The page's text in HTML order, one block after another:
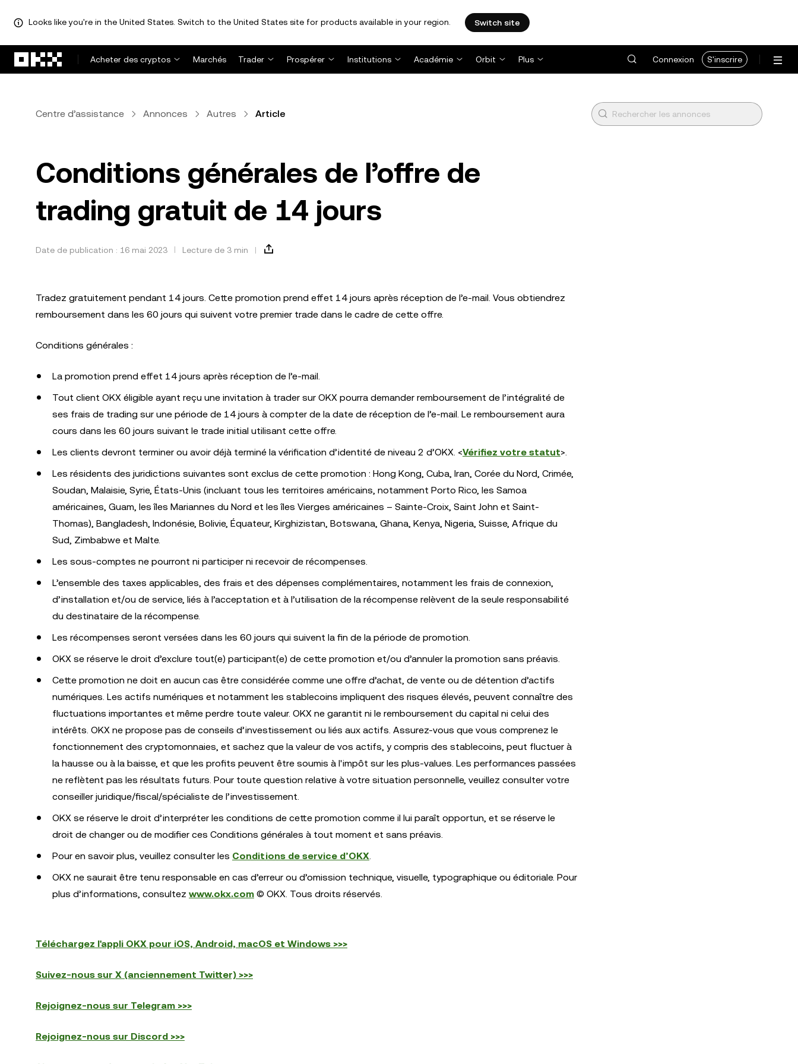
Looks like you're in the United States. Switch to the United States site for products available in your region. Switch site
Acheter des cryptos
Marchés Trader Prospérer Institutions Académie Orbit Plus Connexion S'inscrire
Centre d’assistance Annonces Autres Article
Conditions générales de l’offre de
trading gratuit de 14 jours
Date de publication : 16 mai 2023 Lecture de 3 min
Tradez gratuitement pendant 14 jours. Cette promotion prend effet 14 jours après réception de l’e-mail. Vous obtiendrez
remboursement dans les 60 jours qui suivent votre premier trade dans le cadre de cette offre.
Conditions générales :
La promotion prend effet 14 jours après réception de l’e-mail.
Tout client OKX éligible ayant reçu une invitation à trader sur OKX pourra demander remboursement de l’intégralité de
ses frais de trading sur une période de 14 jours à compter de la date de réception de l’e-mail. Le remboursement aura
cours dans les 60 jours suivant le trade initial utilisant cette offre.
Les clients devront terminer ou avoir déjà terminé la vérification d’identité de niveau 2 d’OKX. <Vérifiez votre statut>.
Les résidents des juridictions suivantes sont exclus de cette promotion : Hong Kong, Cuba, Iran, Corée du Nord, Crimée,
Soudan, Malaisie, Syrie, États-Unis (incluant tous les territoires américains, notamment Porto Rico, les Samoa
américaines, Guam, les îles Mariannes du Nord et les îles Vierges américaines – Sainte-Croix, Saint John et Saint-
Thomas), Bangladesh, Indonésie, Bolivie, Équateur, Kirghizistan, Botswana, Ghana, Kenya, Nigeria, Suisse, Afrique du
Sud, Zimbabwe et Malte.
Les sous-comptes ne pourront ni participer ni recevoir de récompenses.
L’ensemble des taxes applicables, des frais et des dépenses complémentaires, notamment les frais de connexion,
d’installation et/ou de service, liés à l’acceptation et à l’utilisation de la récompense relèvent de la seule responsabilité
du destinataire de la récompense.
Les récompenses seront versées dans les 60 jours qui suivent la fin de la période de promotion.
OKX se réserve le droit d’exclure tout(e) participant(e) de cette promotion et/ou d’annuler la promotion sans préavis.
Cette promotion ne doit en aucun cas être considérée comme une offre d’achat, de vente ou de détention d’actifs
numériques. Les actifs numériques et notamment les stablecoins impliquent des risques élevés, peuvent connaître des
fluctuations importantes et même perdre toute valeur. OKX ne garantit ni le remboursement du capital ni celui des
intérêts. OKX ne propose pas de conseils d’investissement ou liés aux actifs. Assurez-vous que vous comprenez le
fonctionnement des cryptomonnaies, et sachez que la valeur de vos actifs, y compris des stablecoins, peut fluctuer à
la hausse ou à la baisse, et que les profits peuvent être soumis à l'impôt sur les plus-values. Les performances passées
ne reflètent pas les résultats futurs. Pour toute question relative à votre situation personnelle, veuillez consulter votre
conseiller juridique/fiscal/spécialiste de l’investissement.
OKX se réserve le droit d’interpréter les conditions de cette promotion comme il lui paraît opportun, et se réserve le
droit de changer ou de modifier ces Conditions générales à tout moment et sans préavis.
Pour en savoir plus, veuillez consulter les Conditions de service d’OKX.
OKX ne saurait être tenu responsable en cas d’erreur ou d’omission technique, visuelle, typographique ou éditoriale. Pour
plus d’informations, consultez www.okx.com © OKX. Tous droits réservés.
Téléchargez l'appli OKX pour iOS, Android, macOS et Windows >>>
Suivez-nous sur X (anciennement Twitter) >>>
Rejoignez-nous sur Telegram >>>
Rejoignez-nous sur Discord >>>